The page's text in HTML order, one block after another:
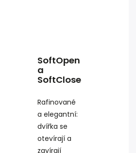
SoftOpen
a
SoftClose
Rafinované
a elegantní:
dvířka se
otevírají a
zavírají